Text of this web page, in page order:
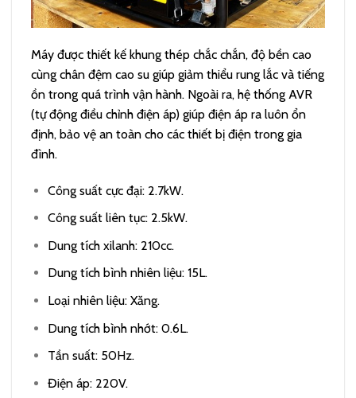
Máy được thiết kế khung thép chắc chắn, độ bền cao
cùng chân đệm cao su giúp giảm thiểu rung lắc và tiếng
ồn trong quá trình vận hành. Ngoài ra, hệ thống AVR
(tự động điều chỉnh điện áp) giúp điện áp ra luôn ổn
định, bảo vệ an toàn cho các thiết bị điện trong gia
đình.
Công suất cực đại: 2.7kW.
Công suất liên tục: 2.5kW.
Dung tích xilanh: 210cc.
Dung tích bình nhiên liệu: 15L.
Loại nhiên liệu: Xăng.
Dung tích bình nhớt: 0.6L.
Tần suất: 50Hz.
Điện áp: 220V.